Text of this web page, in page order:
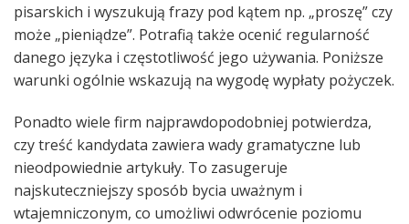
pisarskich i wyszukują frazy pod kątem np. „proszę” czy
może „pieniądze”. Potrafią także ocenić regularność
danego języka i częstotliwość jego używania. Poniższe
warunki ogólnie wskazują na wygodę wypłaty pożyczek.
Ponadto wiele firm najprawdopodobniej potwierdza,
czy treść kandydata zawiera wady gramatyczne lub
nieodpowiednie artykuły. To zasugeruje
najskuteczniejszy sposób bycia uważnym i
wtajemniczonym, co umożliwi odwrócenie poziomu